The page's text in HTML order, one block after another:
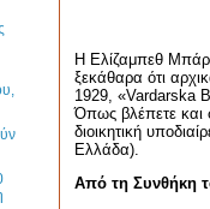
Η Ελίζαμπεθ
ξεκάθαρα ότι
1929, «Vardarska
Όπως βλέπετε και
διοικητική
Ελλάδα).
Από τη Συνθήκη